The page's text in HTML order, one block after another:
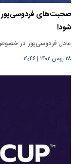
صحبت‌های فردوسی‌پور
شود!
عادل فردوسی‌پور در
۲۸ بهمن ۱۴۰۲ |۱۹:۴۶